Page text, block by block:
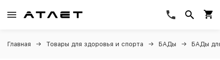
Главная Товары для здоровья и спорта БАДы БАДы